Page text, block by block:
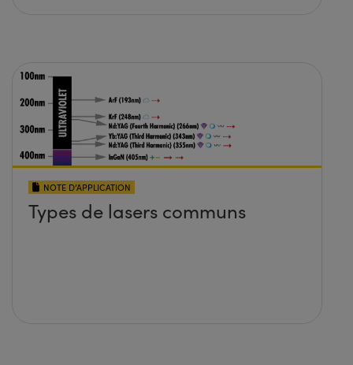
NOTE D’APPLICATION
Types de lasers communs